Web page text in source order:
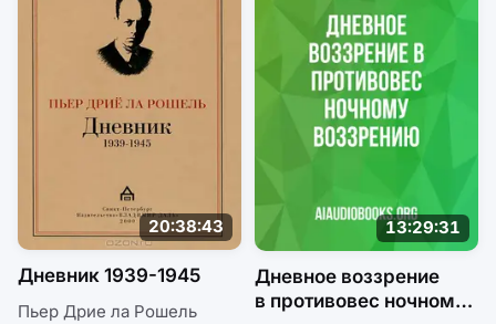
20:38:43
Дневник 1939-1945
Пьер Дрие ла Рошель
13:29:31
Дневное воззрение
в противовес ночному